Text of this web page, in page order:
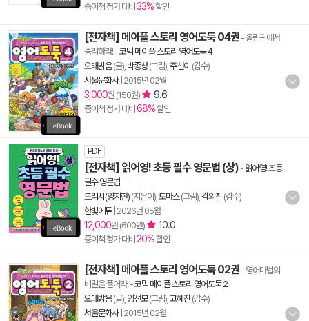
종이책 정가 대비 33%할인
[전자책] 메이플 스토리 영어도둑 04권 - 올림픽에서
승리하라!-코믹 메이플 스토리 영어도둑 4
오래밝음(글), 박종성 (그림), 주선이 (감수)
서울문화사| 2015년 02월
3,000원 (150원) 9.6
종이책 정가 대비 68%할인
PDF
[전자책] 읽어영! 초등 필수 영문법 (상) - 읽어영! 초등
필수 영문법
트리샤(양지현) (지은이), 토마스(그림), 김의진 (감수)
한빛에듀| 2026년 05월
12,000원 (600원) 10.0
종이책 정가 대비 20%할인
[전자책] 메이플 스토리 영어도둑 02권 - 영어마법의
비밀을 풀어라!-코믹 메이플 스토리 영어도둑 2
오래밝음(글), 양선모(그림), 고혜진 (감수)
서울문화사| 2015년 02월